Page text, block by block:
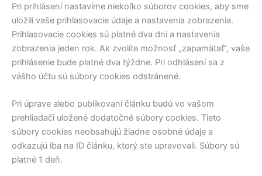
Pri prihlásení nastavíme niekoľko súborov cookies, aby sme
uložili vaše prihlasovacie údaje a nastavenia zobrazenia.
Prihlasovacie cookies sú platné dva dni a nastavenia
zobrazenia jeden rok. Ak zvolíte možnosť „zapamätať“, vaše
prihlásenie bude platné dva týždne. Pri odhlásení sa z
vášho účtu sú súbory cookies odstránené.
Pri úprave alebo publikovaní článku budú vo vašom
prehliadači uložené dodatočné súbory cookies. Tieto
súbory cookies neobsahujú žiadne osobné údaje a
odkazujú iba na ID článku, ktorý ste upravovali. Súbory sú
platné 1 deň.